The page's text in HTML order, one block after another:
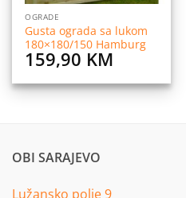
OGRADE
Gusta ograda sa lukom
180×180/150 Hamburg
159,90 KM
OBI SARAJEVO
Lužansko polje 9